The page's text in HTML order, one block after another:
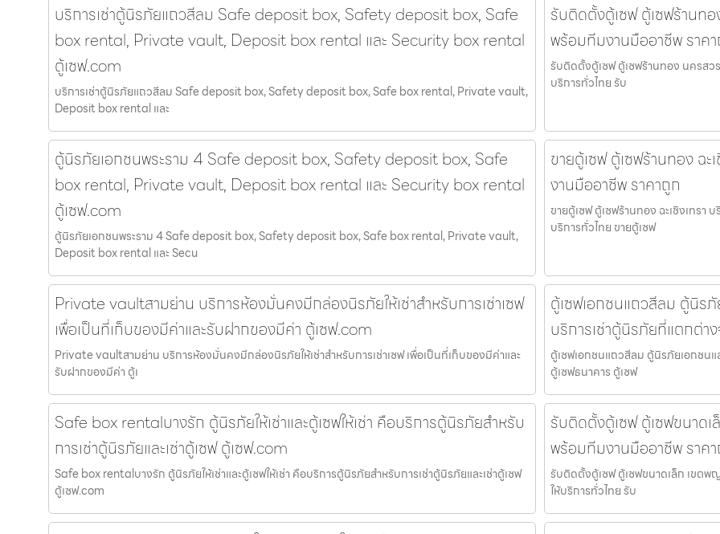
บริการเช่าตู้นิรภัยแถวสีลม Safe deposit box, Safety deposit box, Safe
box rental, Private vault, Deposit box rental และ Security box rental
ตู้เซฟ.com
บริการเช่าตู้นิรภัยแถวสีลม Safe deposit box, Safety deposit box, Safe box rental, Private vault,
Deposit box rental และ
รับติดตั้งตู้เซฟ ตู้เซฟร้านท
พร้อมทีมงานมืออาชีพ ราค
รับติดตั้งตู้เซฟ ตู้เซฟร้านทอง นครส
บริการทั่วไทย รับ
ตู้นิรภัยเอกชนพระราม 4 Safe deposit box, Safety deposit box, Safe
box rental, Private vault, Deposit box rental และ Security box rental
ตู้เซฟ.com
ตู้นิรภัยเอกชนพระราม 4 Safe deposit box, Safety deposit box, Safe box rental, Private vault,
Deposit box rental และ Secu
ขายตู้เซฟ ตู้เซฟร้านทอง ฉ
งานมืออาชีพ ราคาถูก
ขายตู้เซฟ ตู้เซฟร้านทอง ฉะเชิงเทร
บริการทั่วไทย ขายตู้เซฟ
Private vaultสามย่าน บริการห้องมั่นคงมีกล่องนิรภัยให้เช่าสำหรับการเช่าเซฟ
เพื่อเป็นที่เก็บของมีค่าและรับฝากของมีค่า ตู้เซฟ.com
Private vaultสามย่าน บริการห้องมั่นคงมีกล่องนิรภัยให้เช่าสำหรับการเช่าเซฟ เพื่อเป็นที่เก็บของมีค่าและ
รับฝากของมีค่า ตู้เ
ตู้เซฟเอกชนแถวสีลม ตู้นิรภั
บริการเช่าตู้นิรภัยที่แตกต่า
ตู้เซฟเอกชนแถวสีลม ตู้นิรภัยเอกชนแ
ตู้เซฟธนาคาร ตู้เซฟ
Safe box rentalบางรัก ตู้นิรภัยให้เช่าและตู้เซฟให้เช่า คือบริการตู้นิรภัยสำหรับ
การเช่าตู้นิรภัยและเช่าตู้เซฟ ตู้เซฟ.com
Safe box rentalบางรัก ตู้นิรภัยให้เช่าและตู้เซฟให้เช่า คือบริการตู้นิรภัยสำหรับการเช่าตู้นิรภัยและเช่าตู้เซฟ
ตู้เซฟ.com
รับติดตั้งตู้เซฟ ตู้เซฟขนาด
พร้อมทีมงานมืออาชีพ ราค
รับติดตั้งตู้เซฟ ตู้เซฟขนาดเล็ก เขต
ให้บริการทั่วไทย รับ